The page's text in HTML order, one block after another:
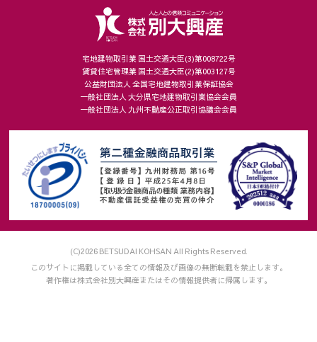
７．本人が容易に認識できない方法によって個人情報を取得す
当社は、お客様個々のニーズに合わせてウェブサイトをカスタ
マイズしたり、ウェブサイトの内容やご提供するサービスをお
客様が、よりご満足いただけるよう改良したりするため、クッ
キー等を使用することがあります。
(1) 個人情報の取り扱いに係る規程の整備
・個人情報の取得、利用、保存、提供、削除、廃棄等のすべて
の局面における取り扱い方法や従業者の役割を、各種規程に定
めています。
(2) 組織的安全管理措置
・個人情報の取り扱いに関する個人情報保護管理者を設置して
います。
明確にしたうえで、点検を実施し、法令違反や漏えいなどの問
題発生時の報告体制を整備しています。
宅地建物取引業 国土交通大臣(3)第008722号
賃貸住宅管理業 国土交通大臣(2)第003127号
公益財団法人 全国宅地建物取引業保証協会
一般社団法人 大分県宅地建物取引業協会会員
一般社団法人 九州不動産公正取引協議会会員
(C)2026 BETSUDAI KOHSAN All Rights Reserved.
このサイトに掲載している全ての情報及び画像の無断転載を禁止します。
著作権は株式会社別大興産またはその情報提供者に帰属します。